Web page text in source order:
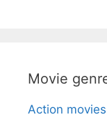
Movie
Action movies